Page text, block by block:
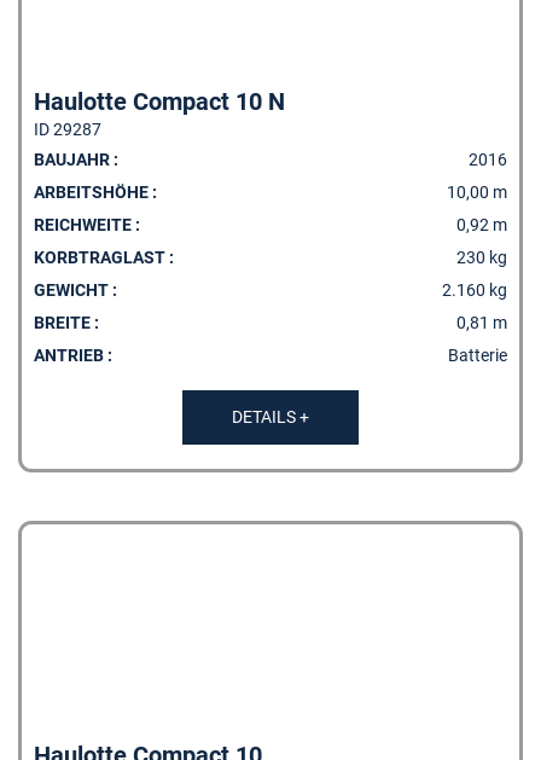
Haulotte Compact 10 N
ID 29287
BAUJAHR :
2016
ARBEITSHÖHE :
10,00 m
REICHWEITE :
0,92 m
KORBTRAGLAST :
230 kg
GEWICHT :
2.160 kg
BREITE :
0,81 m
ANTRIEB :
Batterie
DETAILS +